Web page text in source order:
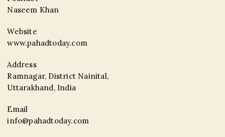
Naseem Khan
Website
www.pahadtoday.com
Address
Ramnagar, District Nainital,
Uttarakhand, India
Email
info@pahadtoday.com